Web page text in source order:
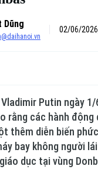
Dũng 02/06/
Putin ngày
rằng các hành động
thêm diễn biến
bay không người
dục tại vùng